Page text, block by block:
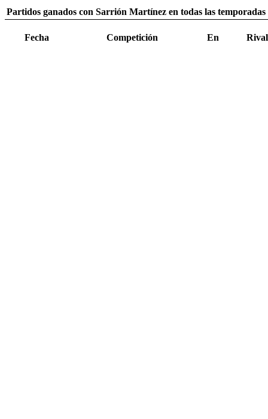
Partidos ganados con Sarrión Martínez en todas las temporadas
Fecha Competición En Rival